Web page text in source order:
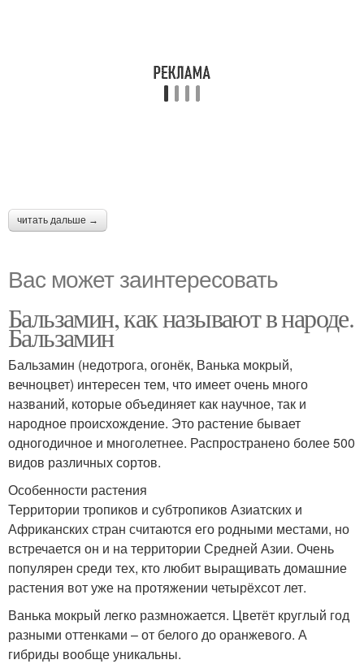
читать дальше →
Вас может заинтересовать
Бальзамин, как называют в народе.
Бальзамин
Бальзамин (недотрога, огонёк, Ванька мокрый,
вечноцвет) интересен тем, что имеет очень много
названий, которые объединяет как научное, так и
народное происхождение. Это растение бывает
одногодичное и многолетнее. Распространено более 500
видов различных сортов.
Особенности растения
Территории тропиков и субтропиков Азиатских и
Африканских стран считаются его родными местами, но
встречается он и на территории Средней Азии. Очень
популярен среди тех, кто любит выращивать домашние
растения вот уже на протяжении четырёхсот лет.
Ванька мокрый легко размножается. Цветёт круглый год
разными оттенками – от белого до оранжевого. А
гибриды вообще уникальны.